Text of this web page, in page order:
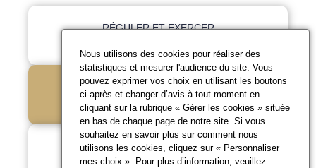
RÉGULER ET EXERCER
RÉPONDRE À VOS
QUESTIONS
PROMOUVOIR LES
BONNES PRATIQUES
Nous utilisons des cookies pour réaliser des
statistiques et mesurer l'audience du site. Vous
pouvez exprimer vos choix en utilisant les boutons
ci-après et changer d’avis à tout moment en
cliquant sur la rubrique « Gérer les cookies » située
en bas de chaque page de notre site. Si vous
souhaitez en savoir plus sur comment nous
utilisons les cookies, cliquez sur « Personnaliser
mes choix ». Pour plus d’information, veuillez